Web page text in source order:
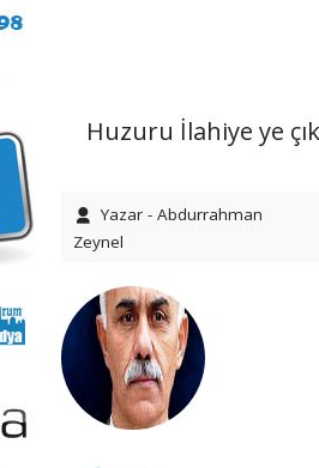
Huzuru İlahiye ye
Yazar - Abdurrahman
Zeynel